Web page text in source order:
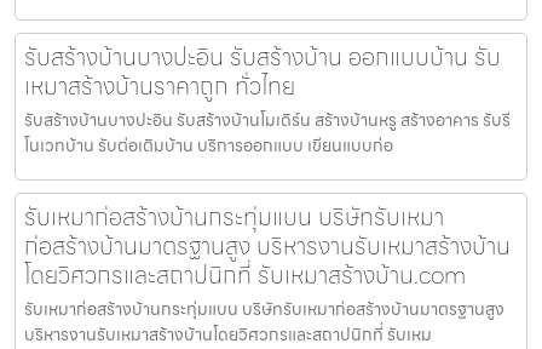
รับสร้างบ้านบางปะอิน รับสร้างบ้าน ออกแบบบ้าน รับ
เหมาสร้างบ้านราคาถูก ทั่วไทย
รับสร้างบ้านบางปะอิน รับสร้างบ้านโมเดิร์น สร้างบ้านหรู สร้างอาคาร รับรี
โนเวทบ้าน รับต่อเติมบ้าน บริการออกแบบ เขียนแบบก่อ
รับเหมาก่อสร้างบ้านกระทุ่มแบน บริษัทรับเหมา
ก่อสร้างบ้านมาตรฐานสูง บริหารงานรับเหมาสร้างบ้าน
โดยวิศวกรและสถาปนิกที่ รับเหมาสร้างบ้าน.com
รับเหมาก่อสร้างบ้านกระทุ่มแบน บริษัทรับเหมาก่อสร้างบ้านมาตรฐานสูง
บริหารงานรับเหมาสร้างบ้านโดยวิศวกรและสถาปนิกที่ รับเหม